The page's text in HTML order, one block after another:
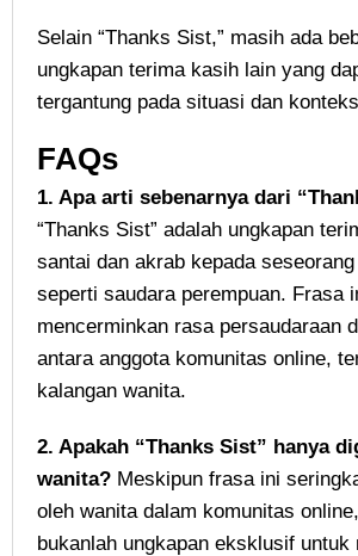
Selain “Thanks Sist,” masih ada
ungkapan terima kasih lain yang
tergantung pada situasi dan
FAQs
1. Apa arti sebenarnya dari
“Thanks Sist” adalah ungkapan
santai dan akrab kepada
seperti saudara perempuan. Frasa
mencerminkan rasa persaudaraan
antara anggota komunitas online,
kalangan wanita.
2. Apakah “Thanks Sist” hanya
wanita? Meskipun frasa ini
oleh wanita dalam komunitas
bukanlah ungkapan eksklusif untuk